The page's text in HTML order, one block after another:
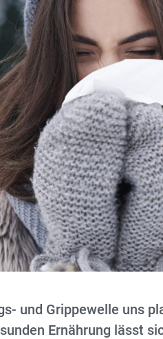
Fit & Gesund
und Grippewelle uns
Ernährung lässt